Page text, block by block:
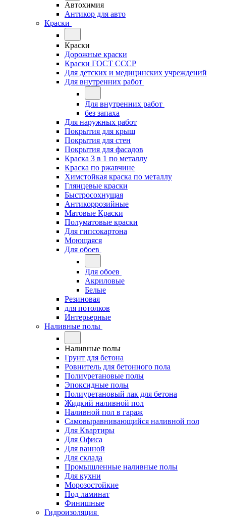
Автохимия
Антикор для авто
Краски
Краски
Дорожные краски
Краски ГОСТ СССР
Для детских и медицинских учреждений
Для внутренних работ
Для внутренних работ
без запаха
Для наружных работ
Покрытия для крыш
Покрытия для стен
Покрытия для фасадов
Краска 3 в 1 по металлу
Краска по ржавчине
Химстойкая краска по металлу
Глянцевые краски
Быстросохнущая
Антикоррозийные
Матовые Краски
Полуматовые краски
Для гипсокартона
Моющаяся
Для обоев
Для обоев
Акриловые
Белые
Резиновая
для потолков
Интерьерные
Наливные полы
Наливные полы
Грунт для бетона
Ровнитель для бетонного пола
Полиуретановые полы
Эпоксидные полы
Полиуретановый лак для бетона
Жидкий наливной пол
Наливной пол в гараж
Самовыравнивающийся наливной пол
Для Квартиры
Для Офиса
Для ванной
Для склада
Промышленные наливные полы
Для кухни
Морозостойкие
Под ламинат
Финишные
Гидроизоляция